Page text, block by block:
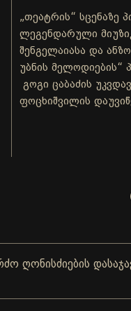
„თეატრის“ სცენაზე
ლეგენდარული
შენგელაიასა და
უბნის მელოდიების“
გოგი ცაბაძის
ფოცხიშვილის